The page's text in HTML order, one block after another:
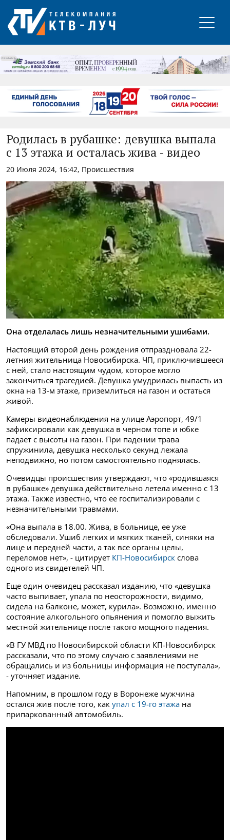
РЕКЛАМА
Родилась в рубашке: девушка выпала
с 13 этажа и осталась жива - видео
20 Июля 2024, 16:42, Происшествия
Она отделалась лишь незначительными ушибами.
Настоящий второй день рождения отпраздновала 22-
летния жительница Новосибирска. ЧП, приключившееся
с ней, стало настоящим чудом, которое могло
закончиться трагедией. Девушка умудрилась выпасть из
окна на 13-м этаже, приземлиться на газон и остаться
живой.
Камеры видеонаблюдения на улице Аэропорт, 49/1
зафиксировали как девушка в черном топе и юбке
падает с высоты на газон. При падении трава
спружинила, девушка несколько секунд лежала
неподвижно, но потом самостоятельно поднялась.
Очевидцы происшествия утверждают, что «родившаяся
в рубашке» девушка действительно летела именно с 13
этажа. Также известно, что ее госпитализировали с
незначительными травмами.
«Она выпала в 18.00. Жива, в больнице, ее уже
обследовали. Ушиб легких и мягких тканей, синяки на
лице и передней части, а так все органы целы,
переломов нет», - цитирует КП-Новосибирск слова
одного из свидетелей ЧП.
Еще один очевидец рассказал изданию, что «девушка
часто выпивает, упала по неосторожности, видимо,
сидела на балконе, может, курила». Возможно, именно
состояние алкогольного опьянения и помогло выжить
местной жительнице после такого мощного падения.
«В ГУ МВД по Новосибирской области КП-Новосибирск
рассказали, что по этому случаю с заявлениями не
обращались и из больницы информация не поступала»,
- уточняет издание.
Напомним, в прошлом году в Воронеже мужчина
остался жив после того, как упал с 19-го этажа на
припаркованный автомобиль.